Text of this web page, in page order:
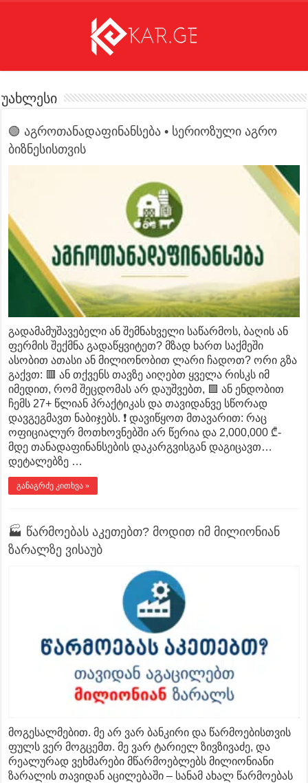
უახლესი
🟢 აგროთანადაფინანსება • სერიოზული აგრო
ბიზნესისთვის
გადამამუშავებელი ან შემნახველი საწარმოს, ბაღის ან
ფერმის შექმნა გადაწყვიტეთ? მზად ხართ საქმეში
ასობით ათასი ან მილიონობით ლარი ჩადოთ? ორი გზა
გაქვთ: 🟥 ან თქვენს თავზე აიღებთ ყველა რისკს იმ
იმედით, რომ შეცდომას არ დაუშვებთ, 🟩 ან ენდობით
ჩემს 27+ წლიან პრაქტიკას და თავიდანვე სწორად
დავგეგმავთ ნაბიჯებს. ❗ დავიწყოთ მთავარით: რაც
ოფიციალურ მოთხოვნებში არ წერია და 2,000,000 ₾-
მდე თანადაფინანსების დაკარგვისგან დაგიცავთ…
დეტალებზე …
განაგრძე კითხვა »
🏭 წარმოებას აკეთებთ? მოდით იმ მილიონიან
ზარალზე ვისაუბ
მოგესალმებით. მე არ ვარ ბანკირი და წარმოებისთვის
ფულს ვერ მოგცემთ. მე ვარ ტარიელ ზივზივაძე, და
რეალურად ვეხმარები მწარმოებლებს მილიონიანი
ზარალის თავიდან აცილებაში – სანამ ახალ წარმოებას